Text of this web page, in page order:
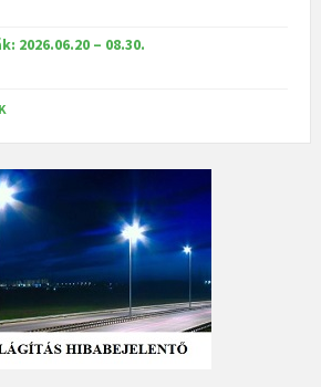
2026.06.20 – 08.30.